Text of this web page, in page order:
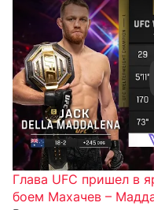
Глава UFC пришел в
боем Махачев –